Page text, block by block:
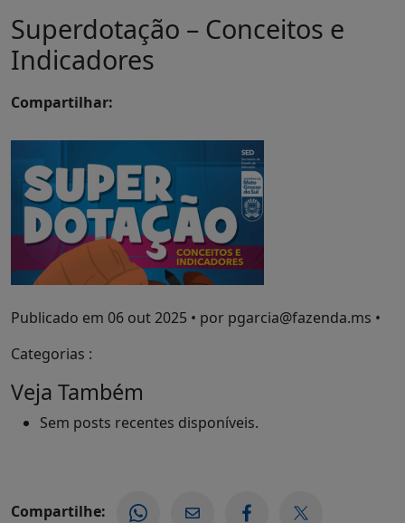
Superdotação – Conceitos e
Indicadores
Compartilhar:
Publicado em 06 out 2025 • por pgarcia@fazenda.ms •
Categorias :
Veja Também
Sem posts recentes disponíveis.
Compartilhe: